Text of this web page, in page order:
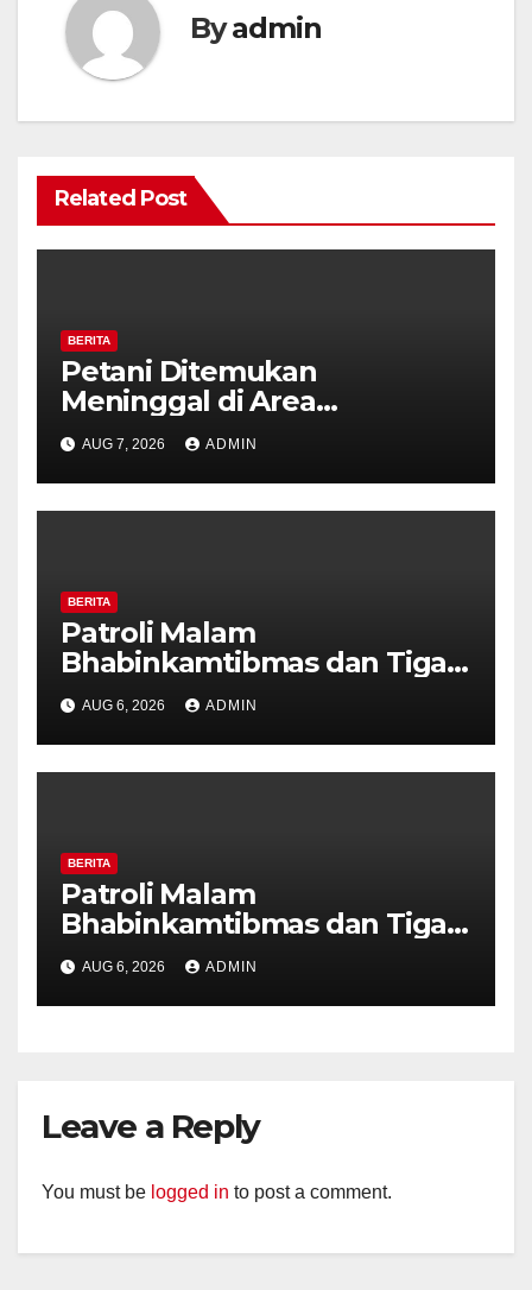
Byadmin
Related Post
BERITA
Petani Ditemukan
Meninggal di Area
Persawahan Kalibeji, Polisi
Pastikan Tidak Ada Tanda
Kekerasan
AUG 7, 2026 ADMIN
BERITA
Patroli Malam
Bhabinkamtibmas dan Tiga
Pilar Kelurahan Ungaran
Perkuat Kamtibmas, Warga
Diajak Aktifkan Ronda
AUG 6, 2026 ADMIN
BERITA
Patroli Malam
Bhabinkamtibmas dan Tiga
Pilar Kelurahan Ungaran
Perkuat Kamtibmas, Warga
Diajak Aktifkan Ronda
AUG 6, 2026 ADMIN
Leave a Reply
You must be logged in to post a comment.